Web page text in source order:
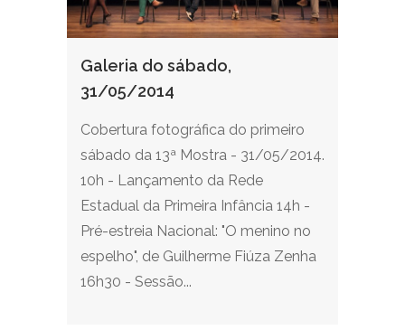
Galeria do sábado,
31/05/2014
Cobertura fotográfica do primeiro
sábado da 13ª Mostra - 31/05/2014.
10h - Lançamento da Rede
Estadual da Primeira Infância 14h -
Pré-estreia Nacional: "O menino no
espelho", de Guilherme Fiúza Zenha
16h30 - Sessão...